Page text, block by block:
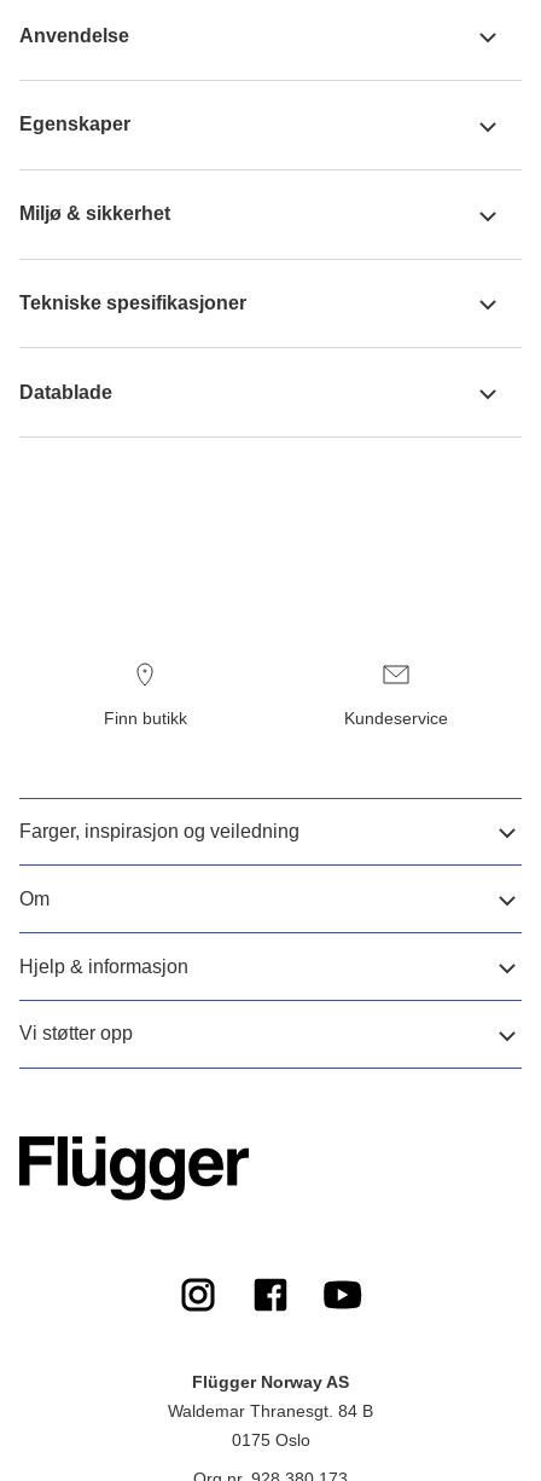
Anvendelse
Egenskaper
Miljø & sikkerhet
Tekniske spesifikasjoner
Datablade
Finn butikk Kundeservice
Farger, inspirasjon og veiledning
Om
Hjelp & informasjon
Vi støtter opp
Flügger Norway AS
Waldemar Thranesgt. 84 B
0175 Oslo